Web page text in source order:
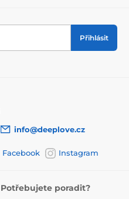
Přihlásit
info@deeplove.cz
Facebook Instagram
Potřebujete poradit?